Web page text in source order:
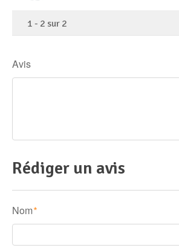
1 - 2 sur 2
Avis
Rédiger un avis
Nom *